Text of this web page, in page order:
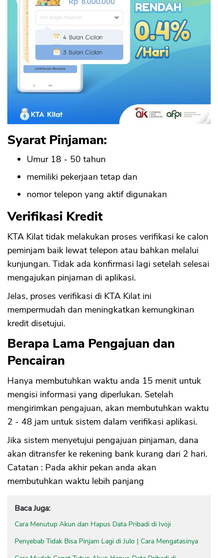
Syarat Pinjaman:
Umur 18 - 50 tahun
memiliki pekerjaan tetap dan
nomor telepon yang aktif digunakan
Verifikasi Kredit
KTA Kilat tidak melakukan proses verifikasi ke calon
peminjam baik lewat telepon atau bahkan melalui
kunjungan. Tidak ada konfirmasi lagi setelah selesai
mengajukan pinjaman di aplikasi.
Jelas, proses verifikasi di KTA Kilat ini
mempermudah dan meningkatkan kemungkinan
kredit disetujui.
Berapa Lama Pengajuan dan
Pencairan
Hanya membutuhkan waktu anda 15 menit untuk
mengisi informasi yang diperlukan. Setelah
mengirimkan pengajuan, akan membutuhkan waktu
2 - 48 jam untuk sistem dalam verifikasi aplikasi.
Jika sistem menyetujui pengajuan pinjaman, dana
akan ditransfer ke rekening bank kurang dari 2 hari.
Catatan : Pada akhir pekan anda akan
membutuhkan waktu lebih panjang
Baca Juga:
Cara Menutup Akun dan Hapus Data Pribadi di Ivoji
Penyebab Tidak Bisa Pinjam Lagi di Julo | Cara Mengatasinya